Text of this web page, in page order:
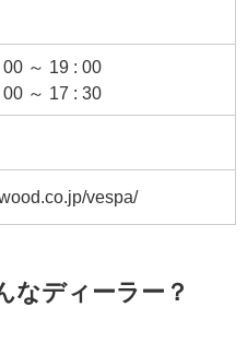
00 ～ 19 : 00
00 ～ 17 : 30
vespa/
なディーラー？